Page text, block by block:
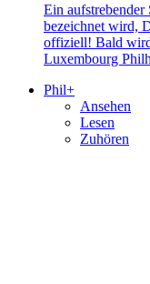
Ein aufstrebender
bezeichnet wird,
offiziell! Bald
Luxembourg
Phil+
Ansehen
Lesen
Zuhören